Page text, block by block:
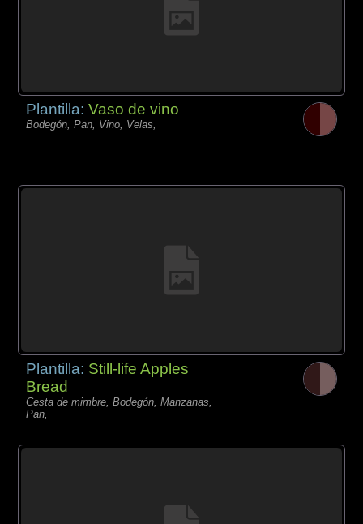
Plantilla:Vaso de vino
Bodegón, Pan, Vino, Velas,
Plantilla: Still-life Apples
Bread
Cesta de mimbre, Bodegón, Manzanas,
Pan,